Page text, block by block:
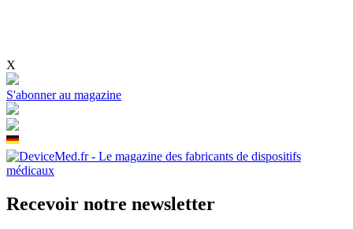
X
S'abonner au magazine
Recevoir notre newsletter